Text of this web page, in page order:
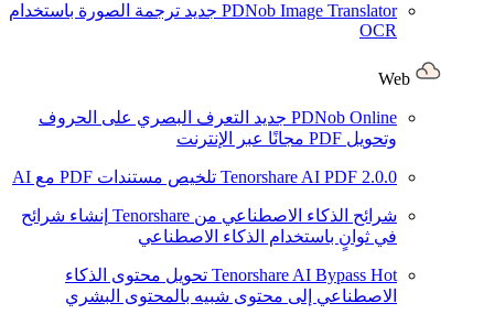
PDNob Image Translator جديد ترجمة الصورة باستخدام
OCR
PDNob Online جديد التعرف البصري على الحروف
وتحويل PDF مجانًا عبر الإنترنت
Tenorshare AI PDF 2.0.0 تلخيص مستندات PDF مع AI
شرائح الذكاء الاصطناعي من Tenorshare
إنشاء شرائح
في ثوانٍ باستخدام الذكاء الاصطناعي
Tenorshare AI Bypass Hot
تحويل محتوى الذكاء
الاصطناعي إلى محتوى شبيه بالمحتوى البشري